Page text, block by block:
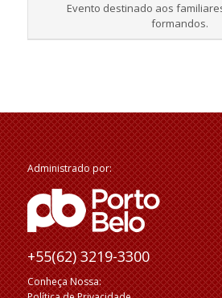
Evento destinado aos
formandos.
Administrado por:
+55(62) 3219-3300
Conheça Nossa: